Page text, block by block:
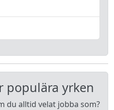
populära yrken
du alltid velat jobba som?